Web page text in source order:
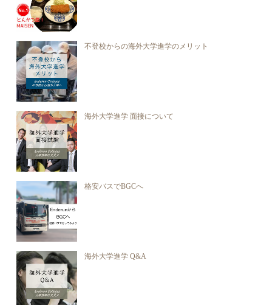
不登校からの海外大学進学のメリット
海外大学進学 面接について
格安バスでBGCへ
海外大学進学 Q&A